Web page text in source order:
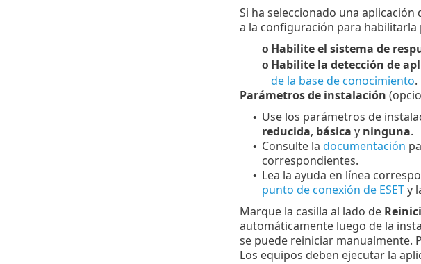
Si ha seleccionado una
a la configuración para habilitarla
o Habilite el sistema de
o Habilite la detección de
de la base de conocimiento.
Parámetros de instalación
• Use los parámetros de
reducida, básica y ninguna.
• Consulte la documentación
correspondientes.
• Lea la ayuda en línea
punto de conexión de ESETy
Marque la casilla al lado de
automáticamente luego de la
se puede reiniciar manualmente.
Los equipos deben ejecutar la